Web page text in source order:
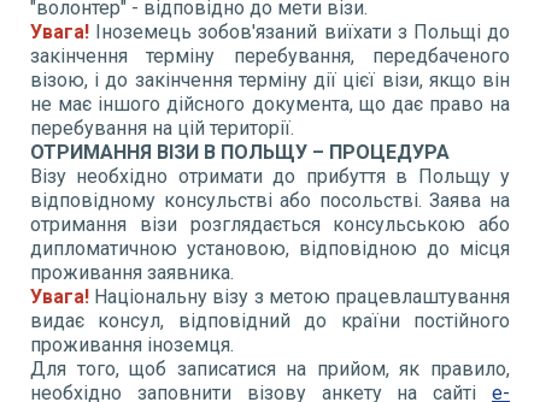
"волонтер" - відповідно до мети візи.
Увага! Іноземець зобов'язаний виїхати з Польщі до
закінчення терміну перебування, передбаченого
візою, і до закінчення терміну дії цієї візи, якщо він
не має іншого дійсного документа, що дає право на
перебування на цій території.
ОТРИМАННЯ ВІЗИ В ПОЛЬЩУ – ПРОЦЕДУРА
Візу необхідно отримати до прибуття в Польщу у
відповідному консульстві або посольстві. Заява на
отримання візи розглядається консульською або
дипломатичною установою, відповідною до місця
проживання заявника.
Увага! Національну візу з метою працевлаштування
видає консул, відповідний до країни постійного
проживання іноземця.
Для того, щоб записатися на прийом, як правило,
необхідно заповнити візову анкету на сайті e-